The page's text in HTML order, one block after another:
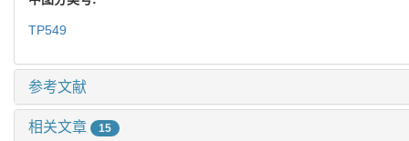
TP549
参考文献
相关文章 15